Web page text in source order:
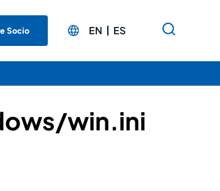
Socio EN ES
win.ini